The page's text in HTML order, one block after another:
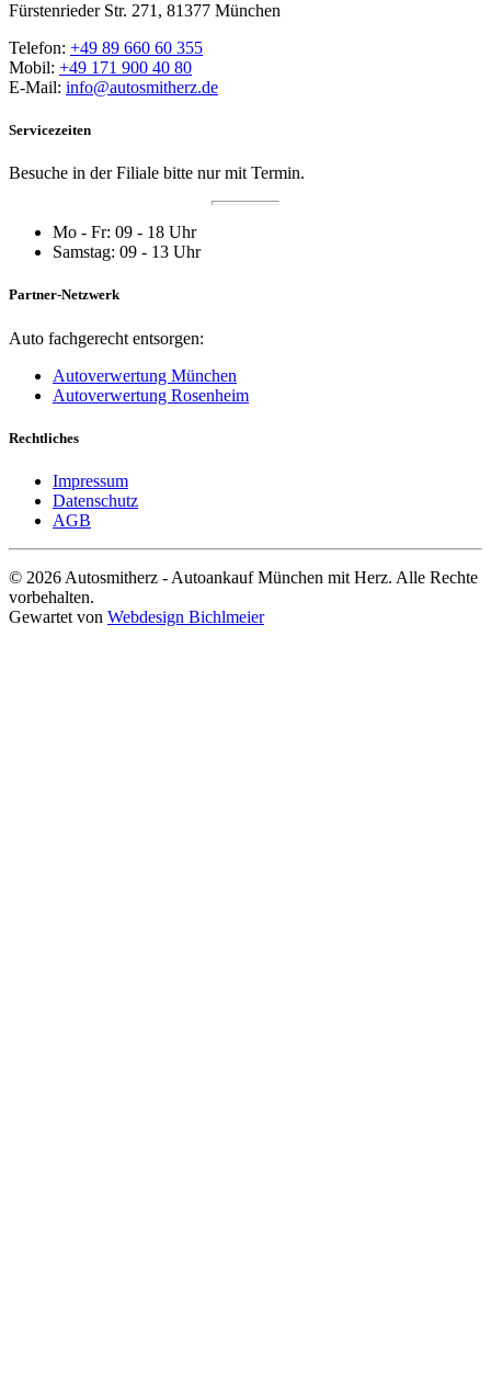
Fürstenrieder Str. 271, 81377 München
Telefon: +49 89 660 60 355
Mobil: +49 171 900 40 80
E-Mail: info@autosmitherz.de
Servicezeiten
Besuche in der Filiale bitte nur mit Termin.
Mo - Fr: 09 - 18 Uhr
Samstag: 09 - 13 Uhr
Partner-Netzwerk
Auto fachgerecht entsorgen:
Autoverwertung München
Autoverwertung Rosenheim
Rechtliches
Impressum
Datenschutz
AGB
© 2026 Autosmitherz - Autoankauf München mit Herz. Alle Rechte
vorbehalten.
Gewartet von Webdesign Bichlmeier